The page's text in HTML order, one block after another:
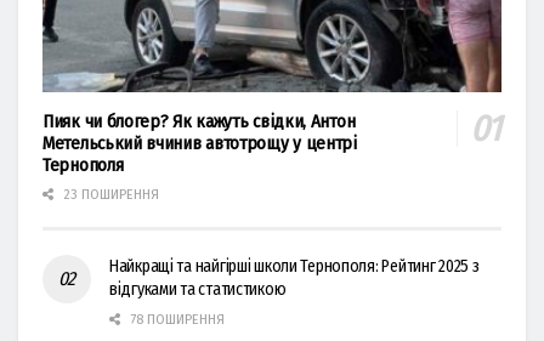
Пияк чи блогер? Як кажуть свідки, Антон
Метельський вчинив автотрощу у центрі
Тернополя
23 ПОШИРЕННЯ
Найкращі та найгірші школи Тернополя: Рейтинг 2025 з
відгуками та статистикою
78 ПОШИРЕННЯ